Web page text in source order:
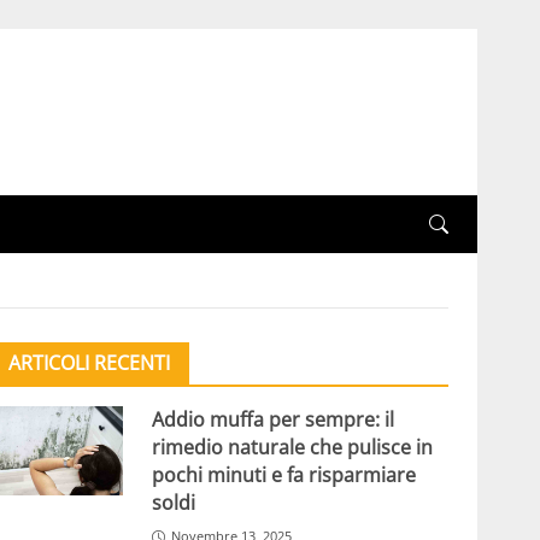
ARTICOLI RECENTI
Addio muffa per sempre: il
rimedio naturale che pulisce in
pochi minuti e fa risparmiare
soldi
Novembre 13, 2025